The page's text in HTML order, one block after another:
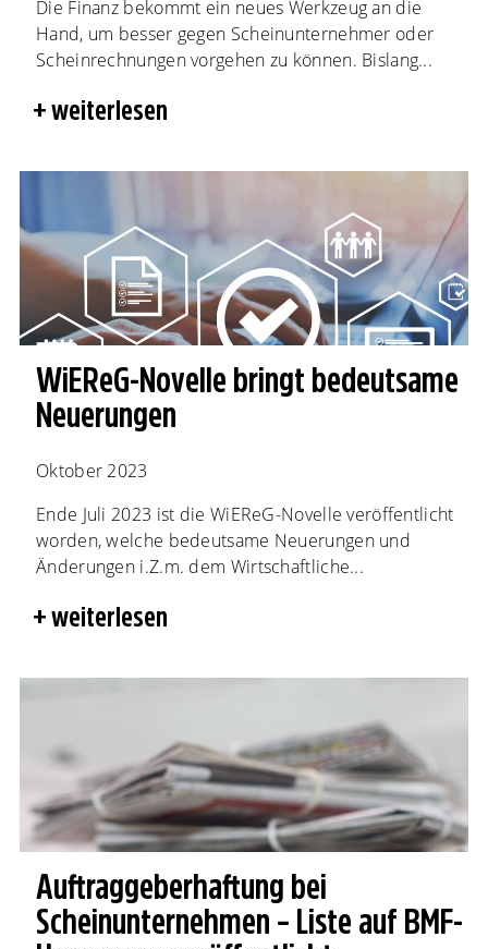
Die Finanz bekommt ein neues Werkzeug an die
Hand, um besser gegen Scheinunternehmer oder
Scheinrechnungen vorgehen zu können. Bislang...
weiterlesen
WiEReG-Novelle bringt bedeutsame
Neuerungen
Oktober 2023
Ende Juli 2023 ist die WiEReG-Novelle veröffentlicht
worden, welche bedeutsame Neuerungen und
Änderungen i.Z.m. dem Wirtschaftliche...
weiterlesen
Auftraggeberhaftung bei
Scheinunternehmen – Liste auf BMF-